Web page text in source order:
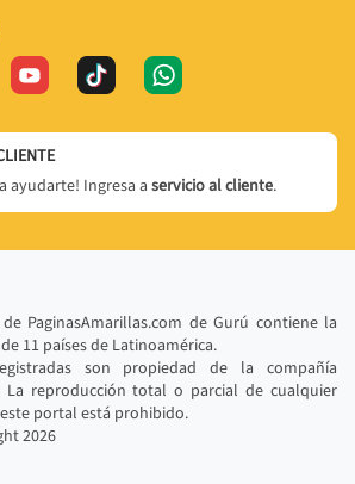
ayudarte! Ingresa a servicio al cliente.
PaginasAmarillas.com de Gurú contiene la
11 países de Latinoamérica.
son propiedad de la compañía
La reproducción total o parcial de cualquier
portal está prohibido.
2026